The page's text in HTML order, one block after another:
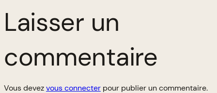
Laisser un
commentaire
Vous devezvous connecter pour publier un commentaire.